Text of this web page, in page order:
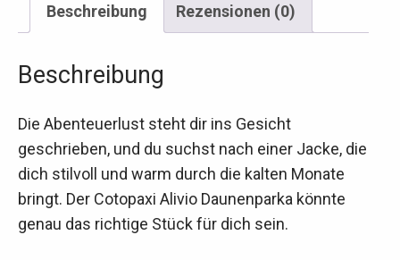
Beschreibung Rezensionen (0)
Beschreibung
Die Abenteuerlust steht dir ins Gesicht
geschrieben, und du suchst nach einer Jacke, die
dich stilvoll und warm durch die kalten Monate
bringt. Der Cotopaxi Alivio Daunenparka könnte
genau das richtige Stück für dich sein.